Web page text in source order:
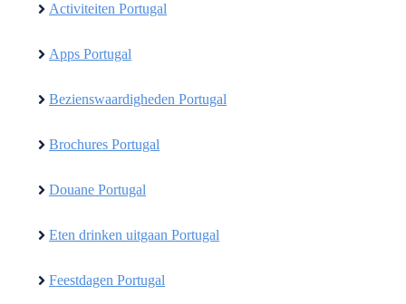
Activiteiten Portugal
Apps Portugal
Bezienswaardigheden Portugal
Brochures Portugal
Douane Portugal
Eten drinken uitgaan Portugal
Feestdagen Portugal